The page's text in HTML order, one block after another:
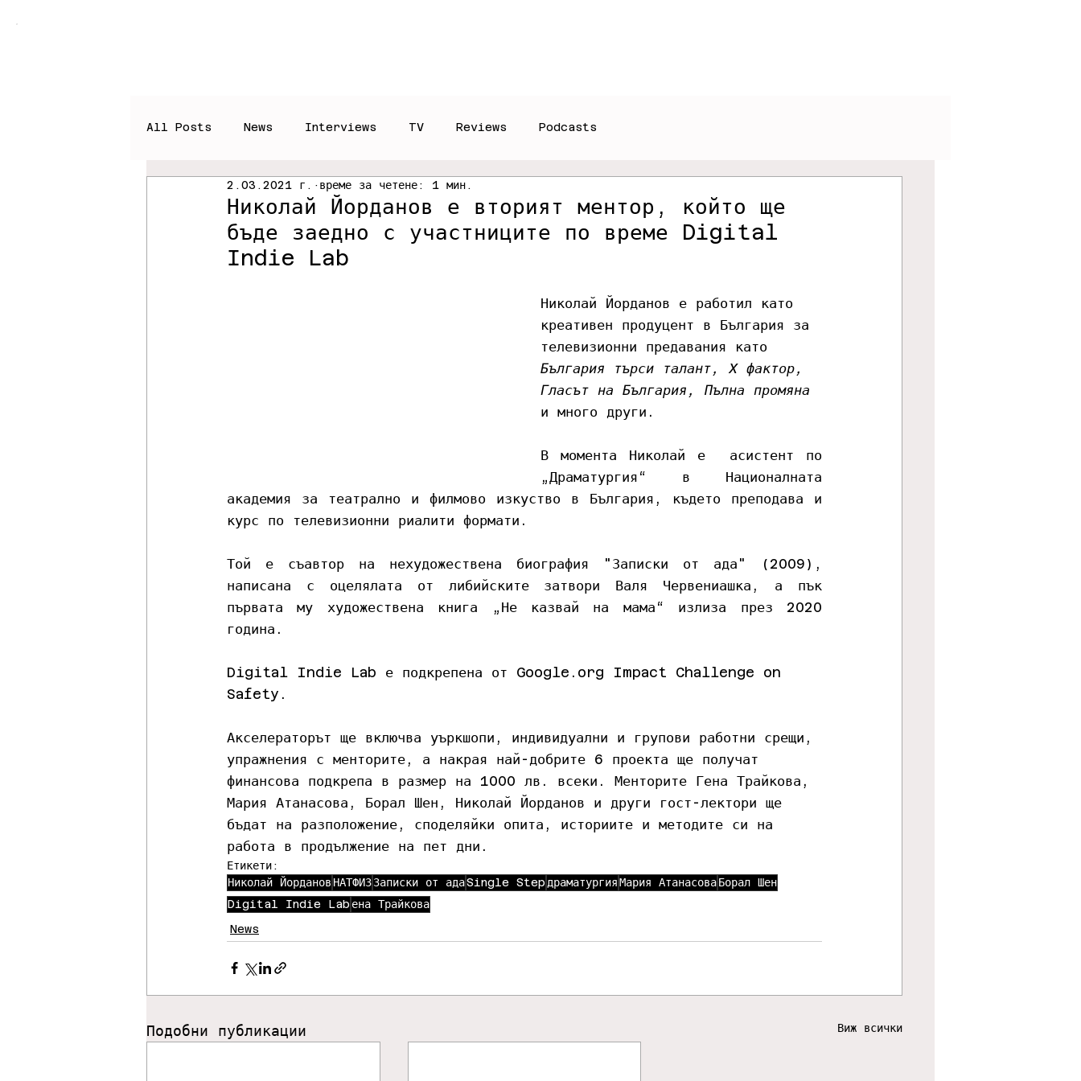
All Posts News Interviews TV Reviews Podcasts
Николай Йорданов е вторият ментор, който ще
бъде заедно с участниците по време Digital
Indie Lab
2.03.2021 г. време за четене: 1 мин.
Николай Йорданов е работил като
креативен продуцент в България за
телевизионни предавания като
България търси талант, X фактор,
Гласът на България, Пълна промяна
и много други.
В момента Николай е  асистент по
„Драматургия“ в Националната
академия за театрално и филмово изкуство в България, където преподава и
курс по телевизионни риалити формати.
Той е съавтор на нехудожествена биография "Записки от ада" (2009),
написана с оцелялата от либийските затвори Валя Червениашка, а пък
първата му художествена книга „Не казвай на мама“ излиза през 2020
година.
Digital Indie Lab е подкрепена от Google.org Impact Challenge on
Safety.
Акселераторът ще включва уъркшопи, индивидуални и групови работни срещи,
упражнения с менторите, а накрая най-добрите 6 проекта ще получат
финансова подкрепа в размер на 1000 лв. всеки. Менторите Гена Трайкова,
Мария Атанасова, Борал Шен, Николай Йорданов и други гост-лектори ще
бъдат на разположение, споделяйки опита, историите и методите си на
работа в продължение на пет дни.
Етикети:
Николай Йорданов НАТФИЗЗаписки от адаSingle Step драматургияМария АтанасоваБорал Шен
Digital Indie Lab ена Трайкова
News
Подобни публикации Виж всички